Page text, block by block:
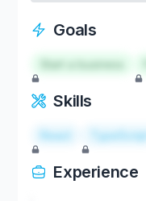
Goals
Start a business
Skills
React TypeScript
Experience